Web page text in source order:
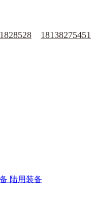
18138275451
陆用装备